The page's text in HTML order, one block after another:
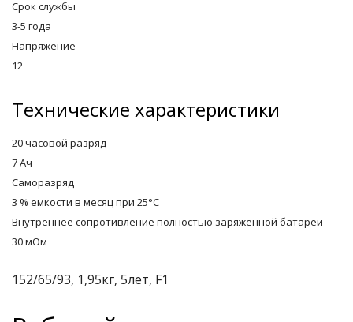
и продвинутых
защита)
и
Срок службы
3-5 года
Напряжение
12
Технические характеристики
20 часовой разряд
7 Ач
Саморазряд
3 % емкости в месяц при 25°С
Внутреннее сопротивление полностью заряженной батареи
30 мОм
152/65/93, 1,95кг, 5лет, F1